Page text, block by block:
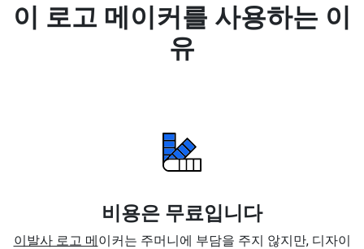
이 로고 메이커를 사용하는 이
유
비용은 무료입니다
이발사 로고 메이커는 주머니에 부담을 주지 않지만, 디자이